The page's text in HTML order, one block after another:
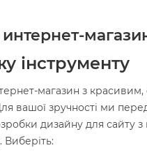
інструменту
магазин з
вашої зручності ми
дизайну для сайту
Виберіть: